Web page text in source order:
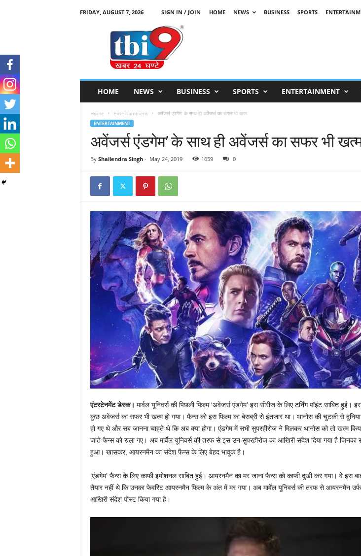
FRIDAY, AUGUST 7, 2026 SIGN IN / JOIN HOME NEWS BUSINESS SPORTS
HOME NEWS BUSINESS SPORTS ENTERTAINMENT
Home Entertainment अवेंजर्स एंडगेम’ के साथ ही अवेंजर्स का सफर भी खत्म
ENTERTAINMENT
अवेंजर्स एंडगेम’ के साथ ही अवेंजर्स का सफर भी
By Shailendra Singh- May 24, 2019 1659 0
एंटरटेनमेंट डेस्क। मार्वल यूनिवर्स की पिछली फिल्म ‘अवेंजर्स एंडगेम’ इस सीरीज के लिए टर्निंग पॉइंट साबित हुई।
कुछ अवेंजर्स का सफर भी खत्म हो गया। फैन्स को इस फिल्म का बेसब्री से इंतजार था। थानोस की चुटकी से
हो गए थे और सब जानना चाहते थे कि अब क्या होगा। एंडगेम में सभी सुपरहीरोज ने मिलकर थानोस को तो खत्म
जाते फैन्स को रुला गए। अब मार्वेल यूनिवर्स की तरफ से इस उन सुपरहीरोज का आखिरी संदेश दिया गया है जिनका
हुआ। खासकर, आयरनमैन का संदेश फैन्स के लिए बेहद भावुक है।
‘एंडगेम’ फैन्स के लिए काफी इमोशनल साबित हुई। आयरनमैन का मर जाना फैन्स को काफी दुखी कर गया। वे इस
तैयार नहीं थे कि उनका फेवरिट आयरनमैन फिल्म के अंत में मर गया। अब मार्वेल यूनिवर्स की तरफ से आयरनमैन उर्फ
आखिरी संदेश पोस्ट किया गया है।